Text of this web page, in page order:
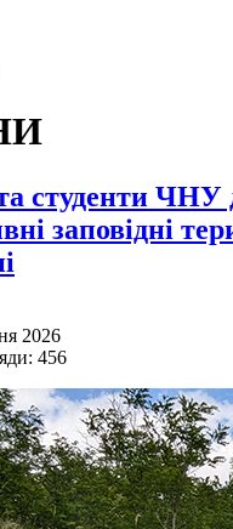
студенти ЧНУ
заповідні
2026
456